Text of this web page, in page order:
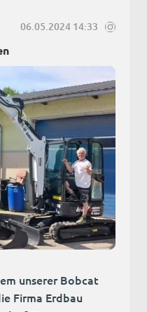
06.05.2024 14:33
unserer Bobcat
Firma Erdbau